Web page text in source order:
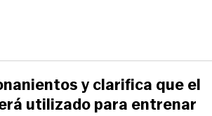
y clarifica que el
utilizado para entrenar